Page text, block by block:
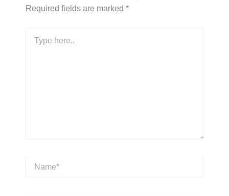
Required fields are marked *
here..